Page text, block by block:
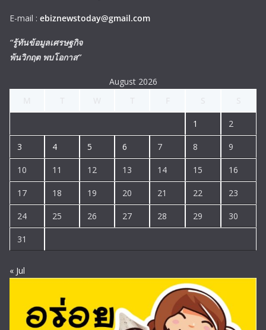
E-mail : ebiznewstoday@gmail.com
“รู้ทันข้อมูลเศรษฐกิจ
พ้นวิกฤต พบโอกาส”
August 2026
1 2
3 4 5 6 7 8 9
10 11 12 13 14 15 16
17 18 19 20 21 22 23
24 25 26 27 28 29 30
31
« Jul